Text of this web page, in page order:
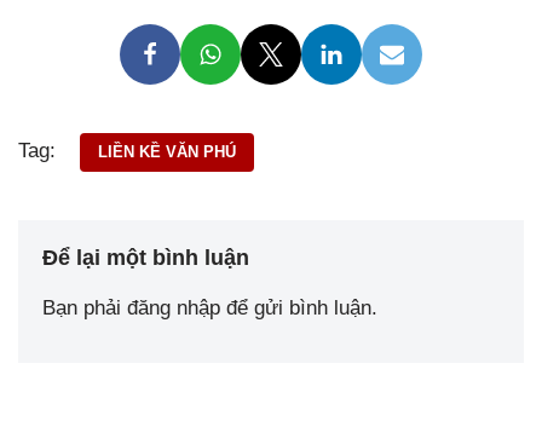
Tag: LIỀN KỀ VĂN PHÚ
Để lại một bình luận
Bạn phải đăng nhập để gửi bình luận.